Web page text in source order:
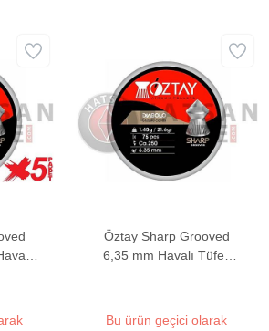
Öztay Sharp Grooved
6,35 mm Havalı Tüfek
Bu ürün geçici olarak